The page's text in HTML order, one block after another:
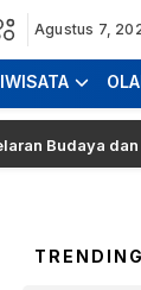
Agustus 7,
dan Tosan
TRENDING